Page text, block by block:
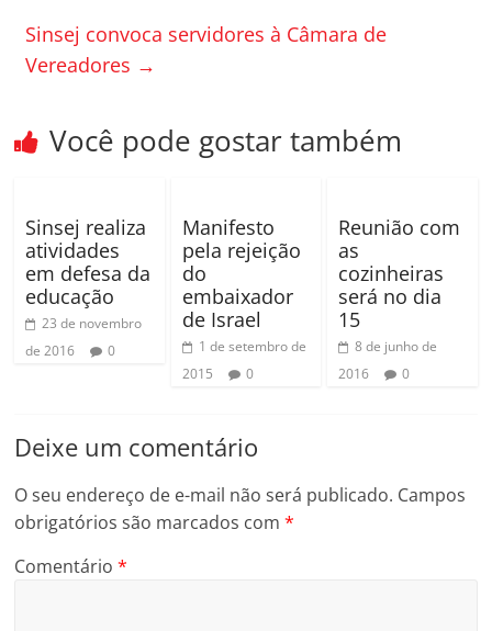
o
k
h
Sinsej convoca servidores à Câmara de
Vereadores →
Você pode gostar também
Sinsej realiza
atividades
em defesa da
educação
23 de novembro
de 2016
0
Manifesto
pela rejeição
do
embaixador
de Israel
1 de setembro de
2015
0
Reunião com
as
cozinheiras
será no dia
15
8 de junho de
2016
0
Deixe um comentário
O seu endereço de e-mail não será publicado. Campos
obrigatórios são marcados com*
Comentário*